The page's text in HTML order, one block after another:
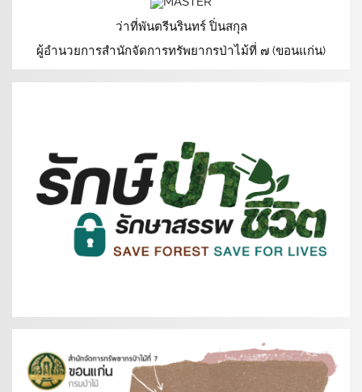
ว่าที่พันตรีนรินทร์ ปิ่นสกุล
ผู้อำนวยการสำนักจัดการทรัพยากรป่าไม้ที่ ๗ (ขอนแก่น)